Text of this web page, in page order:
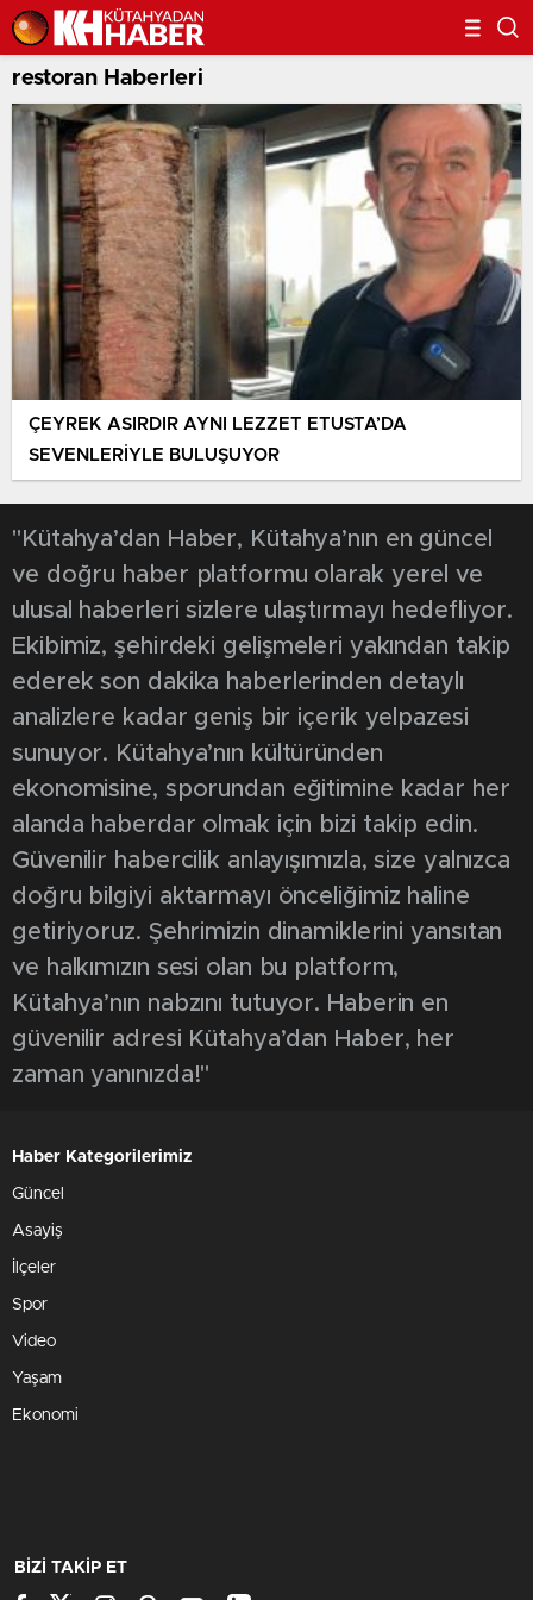
restoran Haberleri
ÇEYREK ASIRDIR AYNI LEZZET ETUSTA’DA
SEVENLERİYLE BULUŞUYOR
"Kütahya’dan Haber, Kütahya’nın en güncel
ve doğru haber platformu olarak yerel ve
ulusal haberleri sizlere ulaştırmayı hedefliyor.
Ekibimiz, şehirdeki gelişmeleri yakından takip
ederek son dakika haberlerinden detaylı
analizlere kadar geniş bir içerik yelpazesi
sunuyor. Kütahya’nın kültüründen
ekonomisine, sporundan eğitimine kadar her
alanda haberdar olmak için bizi takip edin.
Güvenilir habercilik anlayışımızla, size yalnızca
doğru bilgiyi aktarmayı önceliğimiz haline
getiriyoruz. Şehrimizin dinamiklerini yansıtan
ve halkımızın sesi olan bu platform,
Kütahya’nın nabzını tutuyor. Haberin en
güvenilir adresi Kütahya’dan Haber, her
zaman yanınızda!"
Haber Kategorilerimiz
Güncel
Asayiş
İlçeler
Spor
Video
Yaşam
Ekonomi
BİZİ TAKİP ET